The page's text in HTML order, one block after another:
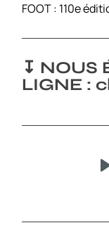
FOOT : 110e
↧ NOUS
LIGNE :